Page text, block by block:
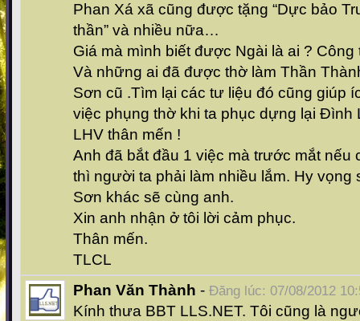
Phan Xá xã cũng được tặng “Dực bảo
thần” và nhiều nữa…
Giá mà mình biết được Ngài là ai ?
Và những ai đã được thờ làm Thần
Sơn cũ .Tìm lại các tư liệu đó cũng giúp
việc phụng thờ khi ta phục dựng lại Đình
LHV thân mến !
Anh đã bắt đầu 1 việc mà trước mắt nếu
thì người ta phải làm nhiều lắm. Hy vọng
Sơn khác sẽ cùng anh.
Xin anh nhận ở tôi lời cảm phục.
Thân mến.
TLCL
Phan Văn Thành - Đăng lúc: 07/08/2012
Kính thưa BBT LLS.NET. Tôi cũng là